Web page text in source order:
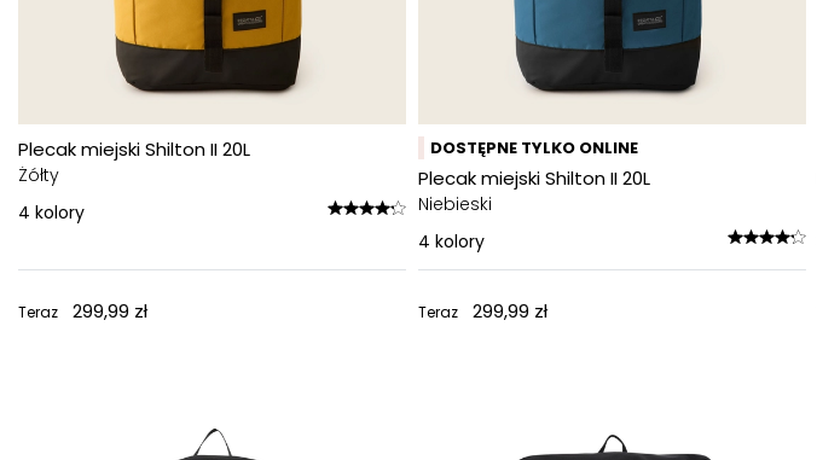
Plecak miejski Shilton II 20L
Żółty
4 kolory
Teraz 299,99 zł
DOSTĘPNE TYLKO ONLINE
Plecak miejski Shilton II 20L
Niebieski
4 kolory
Teraz 299,99 zł